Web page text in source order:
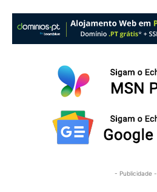
- Publicidade -